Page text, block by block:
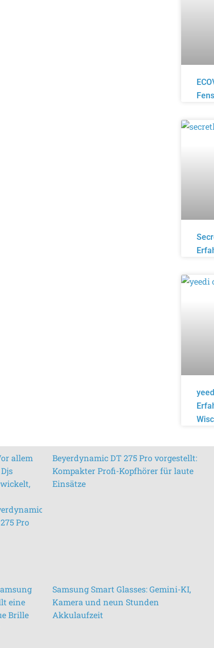
Beyerdynamic DT 275 Pro vorgestellt:
Kompakter Profi-Kopfhörer für laute
Einsätze
Samsung Smart Glasses: Gemini-KI,
Kamera und neun Stunden
Akkulaufzeit